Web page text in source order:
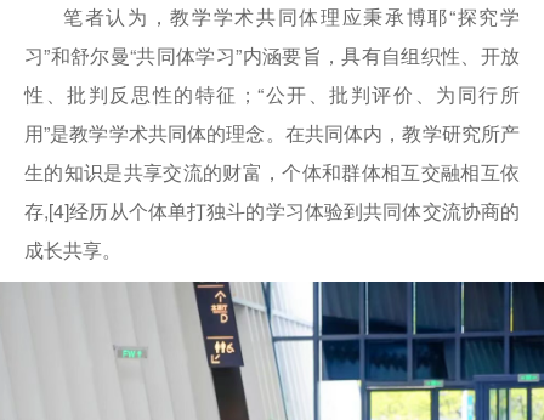
笔者认为，教学学术共同体理应秉承博耶“探究学
习”和舒尔曼“共同体学习”内涵要旨，具有自组织性、开放
性、批判反思性的特征；“公开、批判评价、为同行所
用”是教学学术共同体的理念。在共同体内，教学研究所产
生的知识是共享交流的财富，个体和群体相互交融相互依
存,[4]经历从个体单打独斗的学习体验到共同体交流协商的
成长共享。